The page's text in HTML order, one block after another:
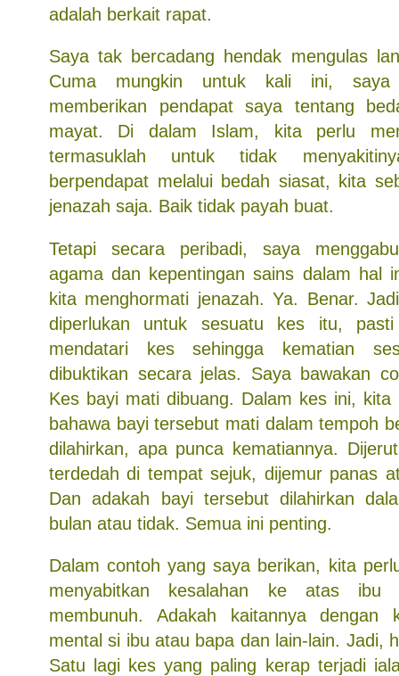
adalah berkait rapat.
Saya tak bercadang hendak mengulas
Cuma mungkin untuk kali ini, saya
memberikan pendapat saya tentang
mayat. Di dalam Islam, kita perlu
termasuklah untuk tidak
berpendapat melalui bedah siasat, kita
jenazah saja. Baik tidak payah buat.
Tetapi secara peribadi, saya
agama dan kepentingan sains dalam hal
kita menghormati jenazah. Ya. Benar.
diperlukan untuk sesuatu kes itu,
mendatari kes sehingga kematian
dibuktikan secara jelas. Saya bawakan
Kes bayi mati dibuang. Dalam kes ini, kita
bahawa bayi tersebut mati dalam tempoh
dilahirkan, apa punca kematiannya.
terdedah di tempat sejuk, dijemur panas
Dan adakah bayi tersebut dilahirkan
bulan atau tidak. Semua ini penting.
Dalam contoh yang saya berikan, kita
menyabitkan kesalahan ke atas
membunuh. Adakah kaitannya dengan
mental si ibu atau bapa dan lain-lain. Jadi,
Satu lagi kes yang paling kerap terjadi